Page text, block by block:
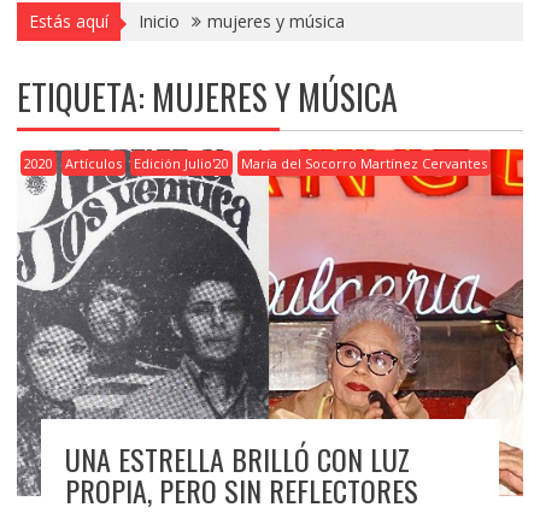
Estás aquí Inicio mujeres y música
ETIQUETA: MUJERES Y MÚSICA
2020 Artículos Edición Julio'20 María del Socorro Martínez Cervantes
UNA ESTRELLA BRILLÓ CON LUZ
PROPIA, PERO SIN REFLECTORES